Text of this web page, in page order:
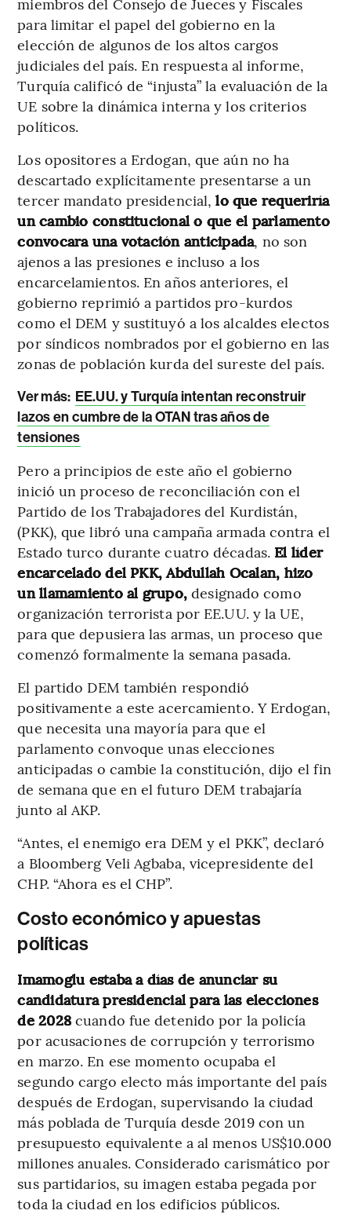
para limitar el papel del gobierno en la
elección de algunos de los altos cargos
judiciales del país. En respuesta al informe,
Turquía calificó de “injusta” la evaluación de la
UE sobre la dinámica interna y los criterios
políticos.
Los opositores a Erdogan, que aún no ha
descartado explícitamente presentarse a un
tercer mandato presidencial,lo que requeriría
un cambio constitucional o que el parlamento
convocara una votación anticipada, no son
ajenos a las presiones e incluso a los
encarcelamientos. En años anteriores, el
gobierno reprimió a partidos pro-kurdos
como el DEM y sustituyó a los alcaldes electos
por síndicos nombrados por el gobierno en las
zonas de población kurda del sureste del país.
Ver más: EE.UU. y Turquía intentan reconstruir
lazos en cumbre de la OTAN tras años de
tensiones
Pero a principios de este año el gobierno
inició un proceso de reconciliación con el
Partido de los Trabajadores del Kurdistán,
(PKK), que libró una campaña armada contra el
Estado turco durante cuatro décadas. El líder
encarcelado del PKK, Abdullah Ocalan, hizo
un llamamiento al grupo, designado como
organización terrorista por EE.UU. y la UE,
para que depusiera las armas, un proceso que
comenzó formalmente la semana pasada.
El partido DEM también respondió
positivamente a este acercamiento. Y Erdogan,
que necesita una mayoría para que el
parlamento convoque unas elecciones
anticipadas o cambie la constitución, dijo el fin
de semana que en el futuro DEM trabajaría
junto al AKP.
“Antes, el enemigo era DEM y el PKK”, declaró
a Bloomberg Veli Agbaba, vicepresidente del
CHP. “Ahora es el CHP”.
Costo económico y apuestas
políticas
Imamoglu estaba a días de anunciar su
candidatura presidencial para las elecciones
de 2028 cuando fue detenido por la policía
por acusaciones de corrupción y terrorismo
en marzo. En ese momento ocupaba el
segundo cargo electo más importante del país
después de Erdogan, supervisando la ciudad
más poblada de Turquía desde 2019 con un
presupuesto equivalente a al menos US$10.000
millones anuales. Considerado carismático por
sus partidarios, su imagen estaba pegada por
toda la ciudad en los edificios públicos.